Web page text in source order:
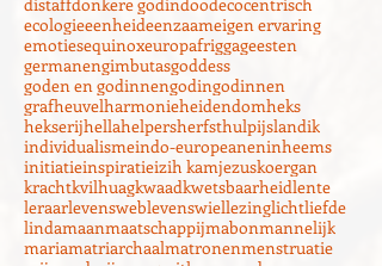
cursus in wonderencutluurcyclische natuur
distaffdonkere godindoodecocentrisch
ecologieeenheideenzaameigen ervaring
emotiesequinoxeuropafriggageesten
germanengimbutasgoddess
goden en godinnengodingodinnen
grafheuvelharmonieheidendomheks
hekserijhellahelpersherfsthulpijslandik
individualismeindo-europeaneninheems
initiatieinspiratieizih kamjezuskoergan
krachtkvilhuagkwaadkwetsbaarheidlente
leraarlevensweblevenswiellezinglichtliefde